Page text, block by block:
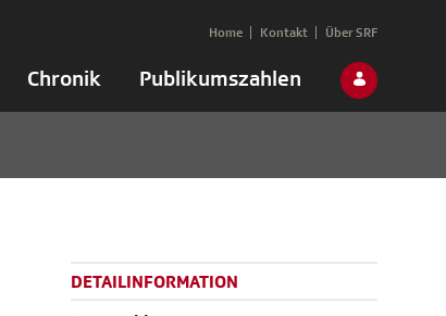
Chronik Publikumszahlen
Home Kontakt Über SRF
DETAILINFORMATION